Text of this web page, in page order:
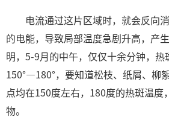
电流通过这片区域时，就会反向
的电能，导致局部温度急剧升高，产
明，5-9月的中午，仅仅十余分钟，
150°—180°，要知道松枝、纸屑、柳
点均在150度左右，180度的热斑温度
物。